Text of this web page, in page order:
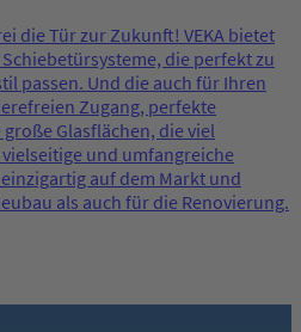
die Tür zur Zukunft! VEKA bietet
die perfekt zu
passen. Und die auch für Ihren
Zugang, perfekte
Glasflächen, die viel
und umfangreiche
auf dem Markt und
als auch für die Renovierung.